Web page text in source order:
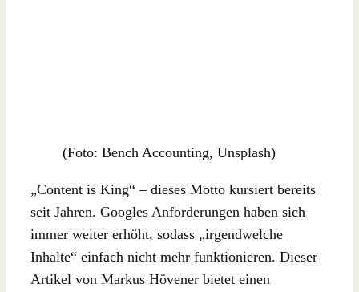
(Foto: Bench Accounting, Unsplash)
„Content is King“ – dieses Motto kursiert bereits
seit Jahren. Googles Anforderungen haben sich
immer weiter erhöht, sodass „irgendwelche
Inhalte“ einfach nicht mehr funktionieren. Dieser
Artikel von Markus Hövener bietet einen